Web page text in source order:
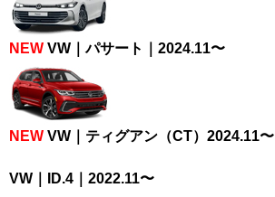
NEW VW｜パサート｜2024.11〜
NEW VW｜ティグアン（CT）2024.11〜
VW｜ID.4｜2022.11〜